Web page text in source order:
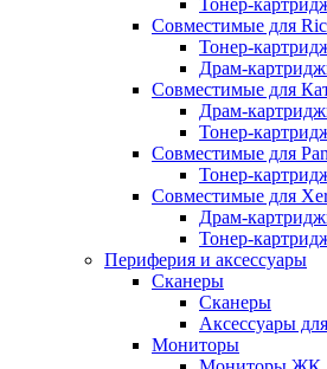
Тонер-
Совместимые для
Тонер-
Драм-
Совместимые для
Драм-
Тонер-
Совместимые для
Тонер-
Совместимые для
Драм-
Тонер-
Периферия и аксессуары
Сканеры
Сканеры
Аксессуары
Мониторы